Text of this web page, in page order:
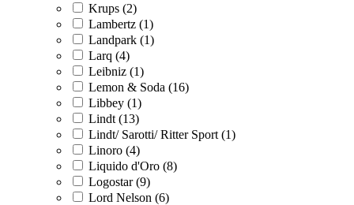
Krups (2)
Lambertz (1)
Landpark (1)
Larq (4)
Leibniz (1)
Lemon & Soda (16)
Libbey (1)
Lindt (13)
Lindt/ Sarotti/ Ritter Sport (1)
Linoro (4)
Liquido d'Oro (8)
Logostar (9)
Lord Nelson (6)